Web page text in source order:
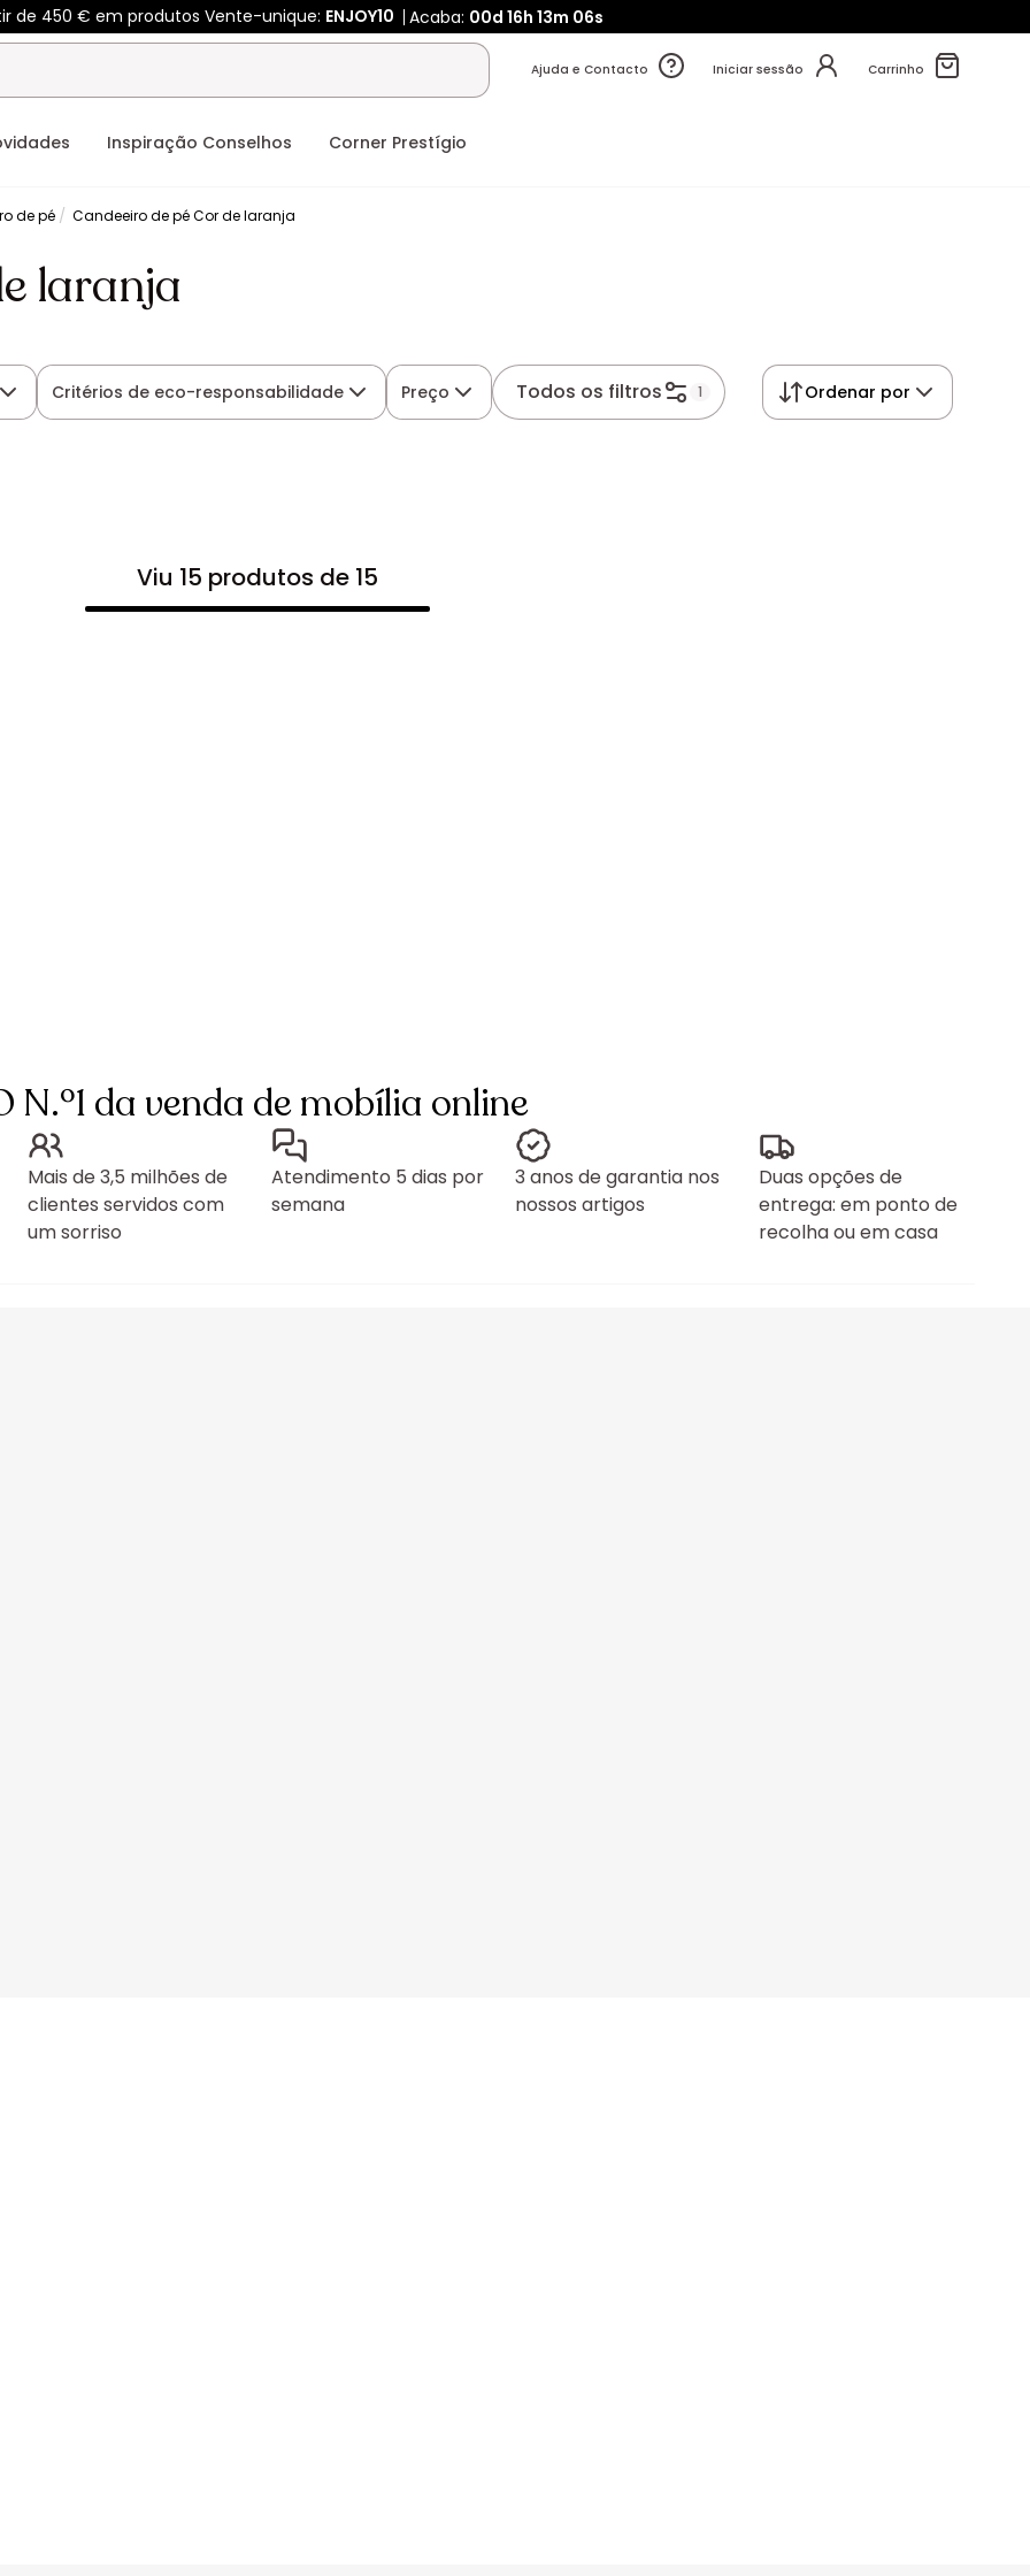
de 450 € em produtos Vente-unique: ENJOY10 Acaba: 00d 16h 13m 04s
Ajuda e Contacto Iniciar sessão Carrinho
Inspiração Conselhos Corner Prestígio
de pé Candeeiro de pé Cor de laranja
laranja
Critérios de eco-responsabilidade Preço Todos os filtros 1 Ordenar por
Viu 15 produtos de 15
N.º1 da venda de mobília online
Mais de 3,5 milhões de
clientes servidos com
um sorriso
Atendimento 5 dias por
semana
3 anos de garantia nos
nossos artigos
Duas opções de
entrega: em ponto de
recolha ou em casa